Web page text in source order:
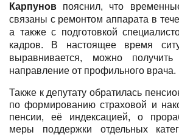
Карпунов пояснил, что
связаны с ремонтом аппарата в
а также с подготовкой
кадров. В настоящее время
выравнивается, можно получить
направление от профильного врача.
Также к депутату обратилась
по формированию страховой и
пенсии, её индексацией, о
меры поддержки отдельных